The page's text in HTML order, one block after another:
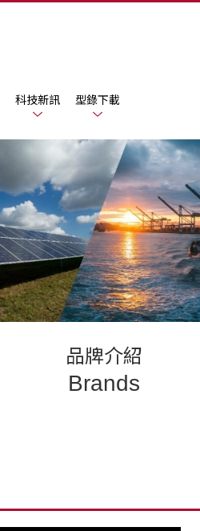
科技新訊 型錄下載
品牌介紹
Brands